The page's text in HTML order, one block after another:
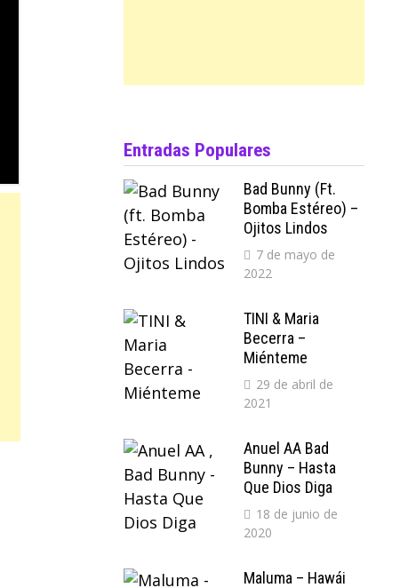
Entradas Populares
Bad Bunny (ft.
Bomba Estéreo) –
Ojitos Lindos
7 de mayo de
2022
TINI & Maria
Becerra –
Miénteme
29 de abril de
2021
Anuel AA Bad
Bunny – Hasta
Que Dios Diga
18 de junio de
2020
Maluma – Hawái